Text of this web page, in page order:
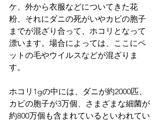
ケ、外から衣服などについてきた花
粉、それにダニの死がいやカビの胞子
までが混ざり合って、ホコリとなって
漂います。場合によっては、ここにペ
ットの毛やウイルスなどが混ざりま
す。
ホコリ1gの中には、ダニが約2000匹、
カビの胞子が3万個、さまざまな細菌が
約800万個も含まれているといわれてい